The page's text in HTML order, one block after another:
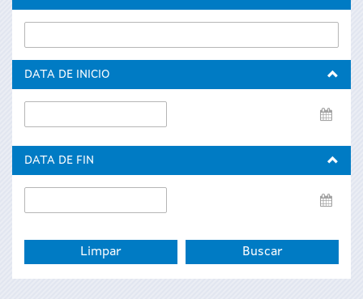
DATA DE INICIO
de
DATA DE FIN
de